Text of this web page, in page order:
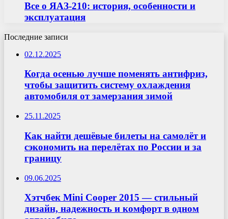
Все о ЯАЗ-210: история, особенности и
эксплуатация
Последние записи
02.12.2025
Когда осенью лучше поменять антифриз,
чтобы защитить систему охлаждения
автомобиля от замерзания зимой
25.11.2025
Как найти дешёвые билеты на самолёт и
сэкономить на перелётах по России и за
границу
09.06.2025
Хэтчбек Mini Cooper 2015 — стильный
дизайн, надежность и комфорт в одном